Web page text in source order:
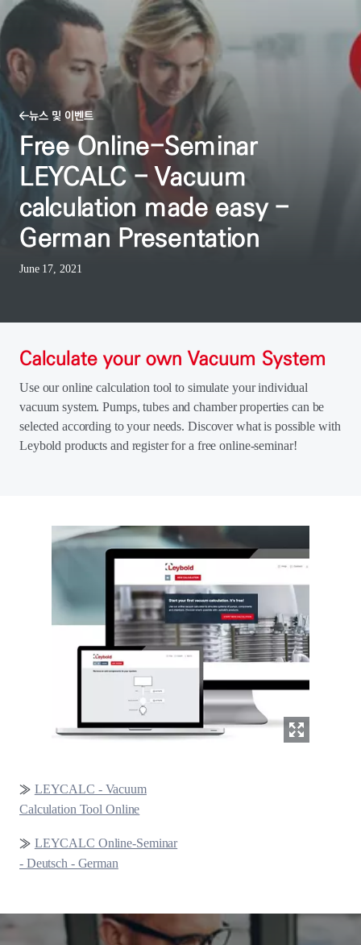
뉴스 및 이벤트
Free Online-Seminar
LEYCALC - Vacuum
calculation made easy -
German Presentation
June 17, 2021
Calculate your own Vacuum System
Use our online calculation tool to simulate your individual
vacuum system. Pumps, tubes and chamber properties can be
selected according to your needs. Discover what is possible with
Leybold products and register for a free online-seminar!
≫LEYCALC - Vacuum
Calculation Tool Online
≫LEYCALC Online-Seminar
- Deutsch - German